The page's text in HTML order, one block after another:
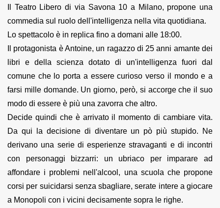
Il Teatro Libero di via Savona 10 a Milano, propone una
commedia sul ruolo dell'intelligenza nella vita quotidiana.
Lo spettacolo è in replica fino a domani alle 18:00.
Il protagonista è Antoine, un ragazzo di 25 anni amante dei
libri e della scienza dotato di un'intelligenza fuori dal
comune che lo porta a essere curioso verso il mondo e a
farsi mille domande. Un giorno, però, si accorge che il suo
modo di essere è più una zavorra che altro.
Decide quindi che è arrivato il momento di cambiare vita.
Da qui la decisione di diventare un pò più stupido. Ne
derivano una serie di esperienze stravaganti e di incontri
con personaggi bizzarri: un ubriaco per imparare ad
affondare i problemi nell'alcool, una scuola che propone
corsi per suicidarsi senza sbagliare, serate intere a giocare
a Monopoli con i vicini decisamente sopra le righe.